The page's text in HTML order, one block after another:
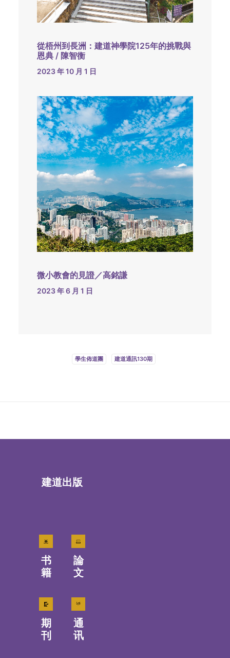
從梧州到長洲：建道神學院125年的挑戰與
恩典 / 陳智衡
2023 年 10 月 1 日
微小教會的見證／高銘謙
2023 年 6 月 1 日
學生佈道團 建道通訊130期
建道出版
书
籍
論
文
期
刊
通
讯